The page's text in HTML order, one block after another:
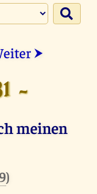
⮞
-
meinen
)